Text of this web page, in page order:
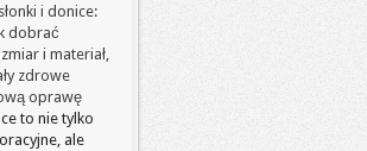
i donice:
dobrać
i materiał,
zdrowe
oprawę
to nie tylko
ale